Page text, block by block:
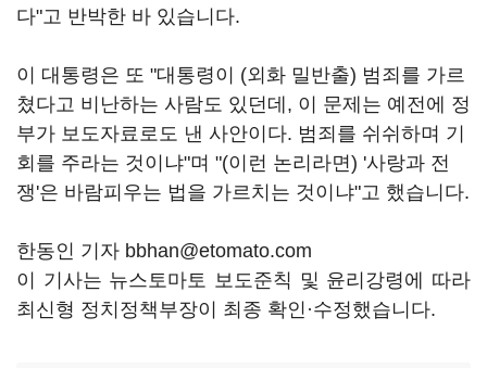
다"고 반박한 바 있습니다.
이 대통령은 또 "대통령이 (외화 밀반출) 범죄를 가르
쳤다고 비난하는 사람도 있던데, 이 문제는 예전에 정
부가 보도자료로도 낸 사안이다. 범죄를 쉬쉬하며 기
회를 주라는 것이냐"며 "(이런 논리라면) '사랑과 전
쟁'은 바람피우는 법을 가르치는 것이냐"고 했습니다.
한동인 기자 bbhan@etomato.com
이 기사는 뉴스토마토 보도준칙 및 윤리강령에 따라
최신형 정치정책부장이 최종 확인·수정했습니다.